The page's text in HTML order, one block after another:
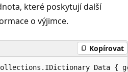
které poskytují další
o výjimce.
Kopírovat
Data {